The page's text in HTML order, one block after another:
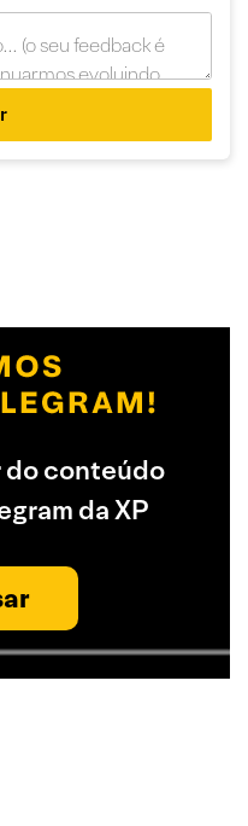
do conteúdo
da XP